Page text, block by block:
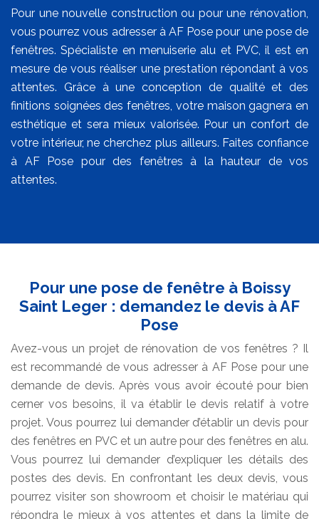
Pour une nouvelle construction ou pour une rénovation,
vous pourrez vous adresser à AF Pose pour une pose de
fenêtres. Spécialiste en menuiserie alu et PVC, il est en
mesure de vous réaliser une prestation répondant à vos
attentes. Grâce à une conception de qualité et des
finitions soignées des fenêtres, votre maison gagnera en
esthétique et sera mieux valorisée. Pour un confort de
votre intérieur, ne cherchez plus ailleurs. Faites confiance
à AF Pose pour des fenêtres à la hauteur de vos
attentes.
Pour une pose de fenêtre à Boissy
Saint Leger : demandez le devis à AF
Pose
Avez-vous un projet de rénovation de vos fenêtres ? Il
est recommandé de vous adresser à AF Pose pour une
demande de devis. Après vous avoir écouté pour bien
cerner vos besoins, il va établir le devis relatif à votre
projet. Vous pourrez lui demander d’établir un devis pour
des fenêtres en PVC et un autre pour des fenêtres en alu.
Vous pourrez lui demander d’expliquer les détails des
postes des devis. En confrontant les deux devis, vous
pourrez visiter son showroom et choisir le matériau qui
répondra le mieux à vos attentes et dans la limite de